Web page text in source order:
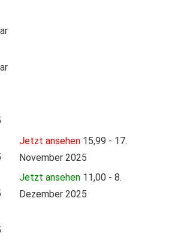
Jetzt ansehen 15,99 - 17.
November 2025
Jetzt ansehen 11,00 - 8.
Dezember 2025